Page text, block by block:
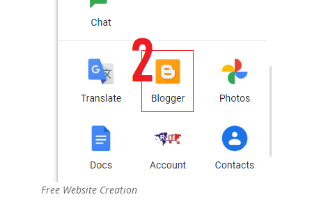
Free Website Creation